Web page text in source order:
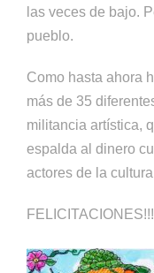
las veces de bajo.
pueblo.
Como hasta ahora
más de 35
militancia artística,
espalda al dinero
actores de la
FELICITACIONES!!!